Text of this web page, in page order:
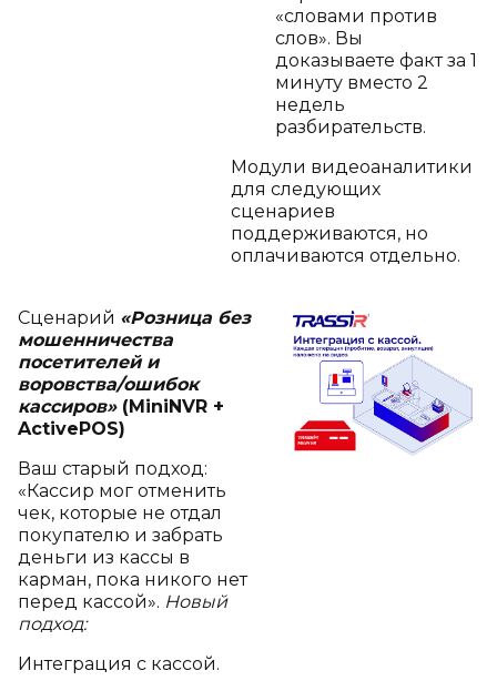
«словами против
слов». Вы
доказываете факт за 1
минуту вместо 2
недель
разбирательств.
Модули видеоаналитики
для следующих
сценариев
поддерживаются, но
оплачиваются отдельно.
Сценарий «Розница без
мошенничества
посетителей и
воровства/ошибок
кассиров»(MiniNVR +
ActivePOS)
Ваш старый подход:
«Кассир мог отменить
чек, которые не отдал
покупателю и забрать
деньги из кассы в
карман, пока никого нет
перед кассой». Новый
подход:
Интеграция с кассой.